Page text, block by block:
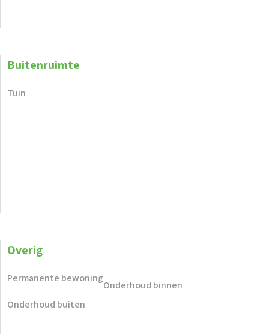
Buitenruimte
Tuin
Overig
Permanente bewoning
Onderhoud binnen
Onderhoud buiten